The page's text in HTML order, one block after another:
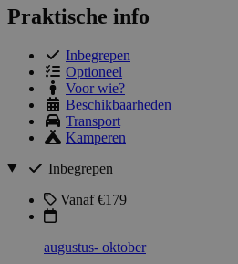
Praktische info
Inbegrepen
Optioneel
Voor wie?
Beschikbaarheden
Transport
Kamperen
Inbegrepen
Vanaf €179
augustus- oktober